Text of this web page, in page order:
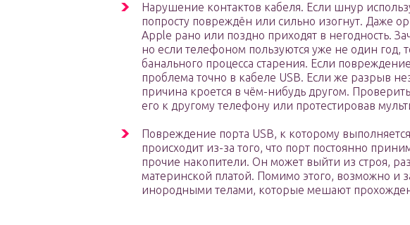
Нарушение контактов кабеля. Если шнур
попросту повреждён или сильно изогнут. Даже
Apple рано или поздно приходят в негодность.
но если телефоном пользуются уже не один год,
банального процесса старения. Если
проблема точно в кабеле USB. Если же разрыв
причина кроется в чём-нибудь другом.
его к другому телефону или протестировав
Повреждение порта USB, к которому
происходит из-за того, что порт постоянно
прочие накопители. Он может выйти из строя,
материнской платой. Помимо этого, возможно и
инородными телами, которые мешают